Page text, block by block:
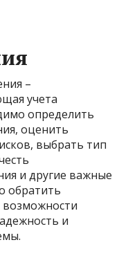
–
учета
определить
оценить
выбрать тип
и другие важные
обратить
возможности
и